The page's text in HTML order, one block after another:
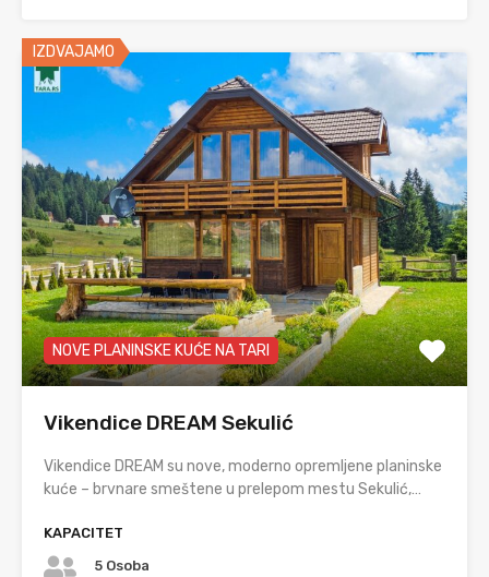
IZDVAJAMO
NOVE PLANINSKE KUĆE NA TARI
Vikendice DREAM Sekulić
Vikendice DREAM su nove, moderno opremljene planinske
kuće – brvnare smeštene u prelepom mestu Sekulić,…
KAPACITET
5 Osoba